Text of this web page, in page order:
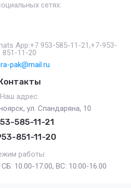
сетях:
App:+7 953-585-11-21,+7-953-
851-11-20
pak@mail.ru
Наш адрес:
ул. Спандаряна, 10
585-11-21
851-11-20
работы:
10.00-17.00, ВС: 10.00-16.00